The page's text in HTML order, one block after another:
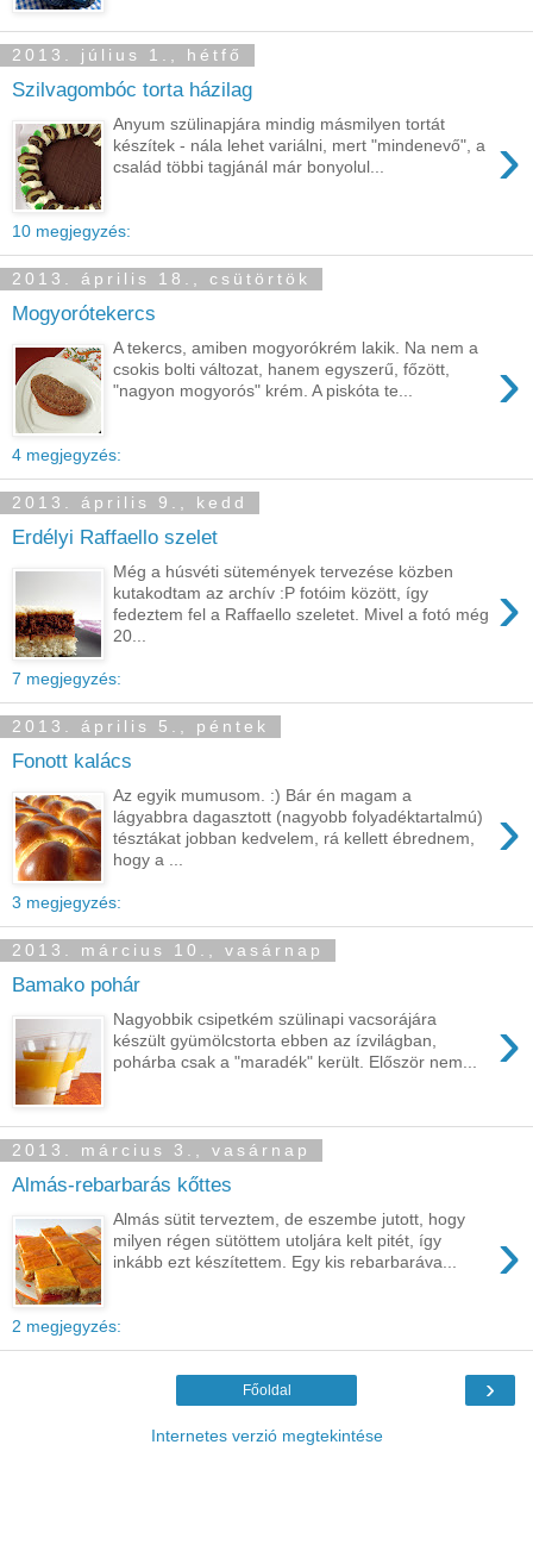
2013. július 1., hétfő
Szilvagombóc torta házilag
›
Anyum szülinapjára mindig másmilyen tortát
készítek - nála lehet variálni, mert "mindenevő", a
család többi tagjánál már bonyolul...
10 megjegyzés:
2013. április 18., csütörtök
Mogyorótekercs
›
A tekercs, amiben mogyorókrém lakik. Na nem a
csokis bolti változat, hanem egyszerű, főzött,
"nagyon mogyorós" krém. A piskóta te...
4 megjegyzés:
2013. április 9., kedd
Erdélyi Raffaello szelet
›
Még a húsvéti sütemények tervezése közben
kutakodtam az archív :P fotóim között, így
fedeztem fel a Raffaello szeletet. Mivel a fotó még
20...
7 megjegyzés:
2013. április 5., péntek
Fonott kalács
›
Az egyik mumusom. :) Bár én magam a
lágyabbra dagasztott (nagyobb folyadéktartalmú)
tésztákat jobban kedvelem, rá kellett ébrednem,
hogy a ...
3 megjegyzés:
2013. március 10., vasárnap
Bamako pohár
›
Nagyobbik csipetkém szülinapi vacsorájára
készült gyümölcstorta ebben az ízvilágban,
pohárba csak a "maradék" került. Először nem...
2013. március 3., vasárnap
Almás-rebarbarás kőttes
›
Almás sütit terveztem, de eszembe jutott, hogy
milyen régen sütöttem utoljára kelt pitét, így
inkább ezt készítettem. Egy kis rebarbaráva...
2 megjegyzés:
›
Főoldal
Internetes verzió megtekintése